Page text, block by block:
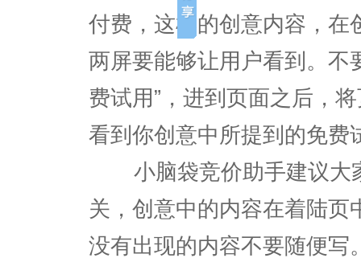
付费，这样的创意内容，在
两屏要能够让用户看到。不
费试用”，进到页面之后，
看到你创意中所提到的免费
小脑袋竞价助手建议大
关，创意中的内容在着陆
没有出现的内容不要随便写